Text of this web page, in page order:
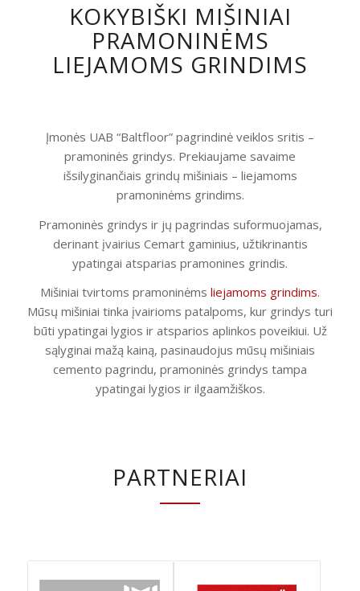
KOKYBIŠKI MIŠINIAI
PRAMONINĖMS
LIEJAMOMS GRINDIMS
Įmonės UAB “Baltfloor” pagrindinė veiklos sritis –
pramoninės grindys. Prekiaujame savaime
išsilyginančiais grindų mišiniais – liejamoms
pramoninėms grindims.
Pramoninės grindys ir jų pagrindas suformuojamas,
derinant įvairius Cemart gaminius, užtikrinantis
ypatingai atsparias pramonines grindis.
Mišiniai tvirtoms pramoninėms liejamoms grindims.
Mūsų mišiniai tinka įvairioms patalpoms, kur grindys turi
būti ypatingai lygios ir atsparios aplinkos poveikiui. Už
sąlyginai mažą kainą, pasinaudojus mūsų mišiniais
cemento pagrindu, pramoninės grindys tampa
ypatingai lygios ir ilgaamžiškos.
PARTNERIAI